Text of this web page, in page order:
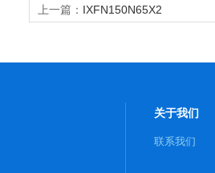
上一篇： IXFN150N65X2
关于我们
联系我们